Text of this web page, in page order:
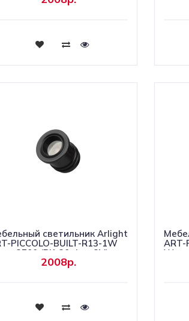
Купить
светильник Arlight
PICCOLO-BUILT-R13-1W
(BK, 30 deg, 3V)
Металл) 061673
2008р.
Купить
ART-